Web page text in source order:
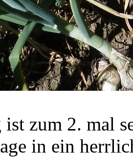
ist zum 2. mal
in ein